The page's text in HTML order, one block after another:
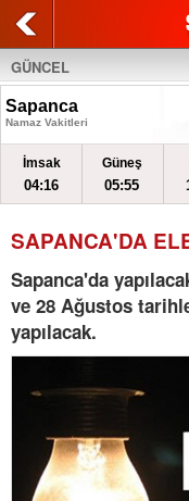
GÜNCEL
Sapanca
Namaz Vakitleri
İmsak
04:16
Güneş
05:55
SAPANCA'DA
Sapanca'da
ve 28 Ağustos
yapılacak.